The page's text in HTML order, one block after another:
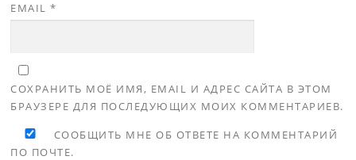
EMAIL*
СОХРАНИТЬ МОЁ ИМЯ, EMAIL И АДРЕС САЙТА В ЭТОМ
БРАУЗЕРЕ ДЛЯ ПОСЛЕДУЮЩИХ МОИХ КОММЕНТАРИЕВ.
СООБЩИТЬ МНЕ ОБ ОТВЕТЕ НА КОММЕНТАРИЙ
ПО ПОЧТЕ.